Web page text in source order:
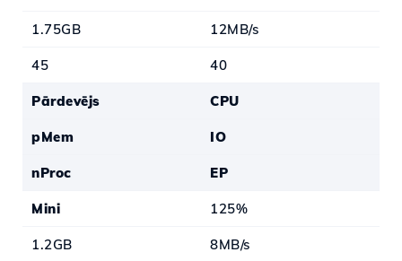
1.75GB 12MB/s
45 40
Pārdevējs CPU
pMem IO
nProc EP
Mini 125%
1.2GB 8MB/s